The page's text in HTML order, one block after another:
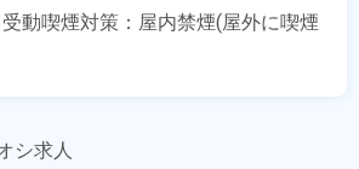
動喫煙対策：屋内禁煙(屋外に喫煙
シ求人